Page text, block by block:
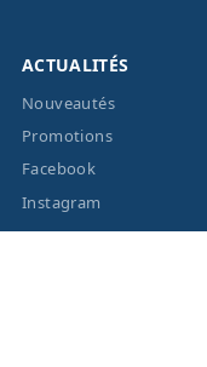
ACTUALITÉS
Nouveautés
Promotions
Facebook
Instagram